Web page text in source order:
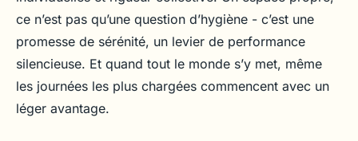
ce n’est pas qu’une question d’hygiène - c’est une
promesse de sérénité, un levier de performance
silencieuse. Et quand tout le monde s’y met, même
les journées les plus chargées commencent avec un
léger avantage.